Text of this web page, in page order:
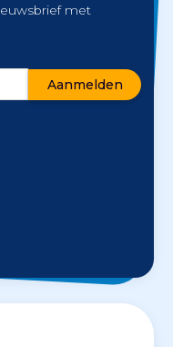
met